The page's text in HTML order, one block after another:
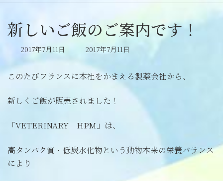
新しいご飯のご案内です！
2017年7月11日
最
更
新
時
2017年7月11日
このたびフランスに本社をかまえる製薬会社から、
新しくご飯が販売されました！
「VETERINARY HPM」は、
高タンパク質・低炭水化物という動物本来の栄養バランス
により